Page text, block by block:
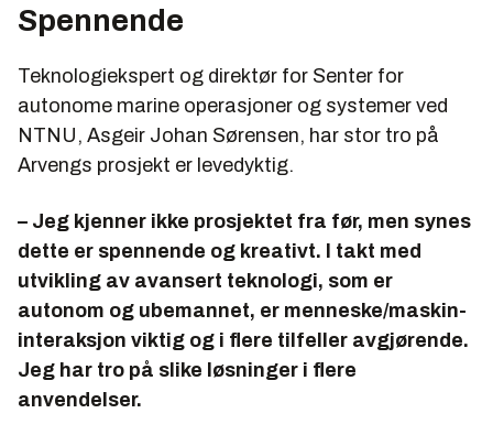
Spennende
Teknologiekspert og direktør for Senter for
autonome marine operasjoner og systemer ved
NTNU, Asgeir Johan Sørensen, har stor tro på
Arvengs prosjekt er levedyktig.
– Jeg kjenner ikke prosjektet fra før, men synes
dette er spennende og kreativt. I takt med
utvikling av avansert teknologi, som er
autonom og ubemannet, er menneske/maskin-
interaksjon viktig og i flere tilfeller avgjørende.
Jeg har tro på slike løsninger i flere
anvendelser.